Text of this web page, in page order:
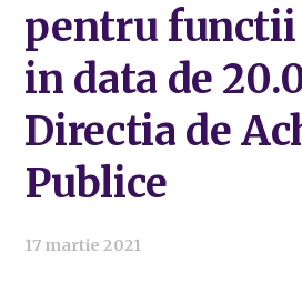
pentru functii
in data de
Directia de
Publice
17 martie 2021